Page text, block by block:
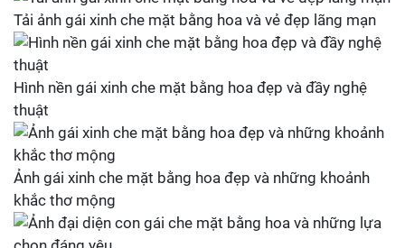
Tải ảnh gái xinh che mặt bằng hoa và vẻ đẹp lãng mạn
Hình nền gái xinh che mặt bằng hoa đẹp và đầy nghệ
thuật
Ảnh gái xinh che mặt bằng hoa đẹp và những khoảnh
khắc thơ mộng